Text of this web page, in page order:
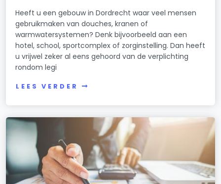
Heeft u een gebouw in Dordrecht waar veel mensen
gebruikmaken van douches, kranen of
warmwatersystemen? Denk bijvoorbeeld aan een
hotel, school, sportcomplex of zorginstelling. Dan heeft
u vrijwel zeker al eens gehoord van de verplichting
rondom legi
LEES VERDER